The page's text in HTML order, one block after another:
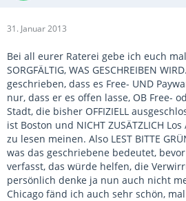
31. Januar 2013
Bei all eurer Raterei gebe ich euch
SORGFÄLTIG, WAS GESCHREIBEN
geschrieben, dass es Free- UND
nur, dass er es offen lasse, OB Free-
Stadt, die bisher OFFIZIELL
ist Boston und NICHT ZUSÄTZLICH
zu lesen meinen. Also LEST BITTE
was das geschriebene bedeutet,
verfasst, das würde helfen, die
persönlich denke ja nun auch nicht
Chicago fänd ich auch sehr schön,